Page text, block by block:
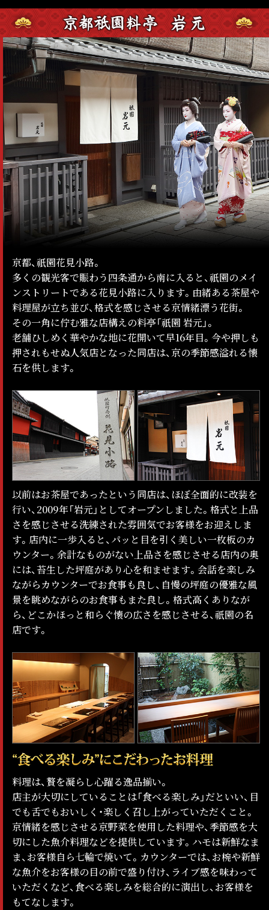
京都、祇園花見小路。
多くの観光客で賑わう四条通から南に入ると、祇園のメイ
ンストリートである花見小路に入ります。由緒ある茶屋や
料理屋が立ち並び、格式を感じさせる京情緒漂う花街。
その一角に佇む雅な店構えの料亭「祇園 岩元」。
老舗ひしめく華やかな地に花開いて早16年目。今や押しも
押されもせぬ人気店となった同店は、京の季節感溢れる懐
石を供します。
以前はお茶屋であったという同店は、ほぼ全面的に改装を
行い、2009年「岩元」としてオープンしました。格式と上品
さを感じさせる洗練された雰囲気でお客様をお迎えしま
す。店内に一歩入ると、パッと目を引く美しい一枚板のカ
ウンター。余計なものがない上品さを感じさせる店内の奥
には、苔生した坪庭があり心を和ませます。会話を楽しみ
ながらカウンターでお食事も良し、自慢の坪庭の優雅な風
景を眺めながらのお食事もまた良し。格式高くありなが
ら、どこかほっと和らぐ懐の広さを感じさせる、祇園の名
店です。
料理は、贅を凝らし心躍る逸品揃い。
店主が大切にしていることは「食べる楽しみ」だといい、目
でも舌でもおいしく・楽しく召し上がっていただくこと。
京情緒を感じさせる京野菜を使用した料理や、季節感を大
切にした魚介料理などを提供しています。ハモは新鮮なま
ま、お客様自ら七輪で焼いて。カウンターでは、お椀や新鮮
な魚介をお客様の目の前で盛り付け、ライブ感を味わって
いただくなど、食べる楽しみを総合的に演出し、お客様を
もてなします。